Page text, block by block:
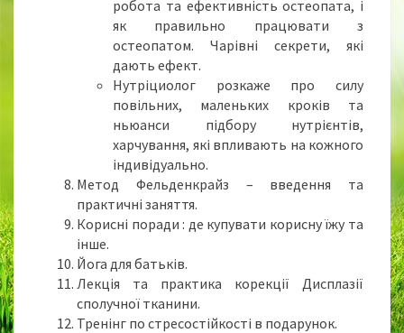
робота та ефективність остеопата, і
як правильно працювати з
остеопатом. Чарівні секрети, які
дають ефект.
Нутріциолог розкаже про силу
повільних, маленьких кроків та
ньюанси підбору нутрієнтів,
харчування, які впливають на кожного
індивідуально.
Метод Фельденкрайз – введення та
практичні заняття.
Корисні поради : де купувати корисну їжу та
інше.
Йога для батьків.
Лекція та практика корекції Дисплазії
сполучної тканини.
Тренінг по стресостійкості в подарунок.